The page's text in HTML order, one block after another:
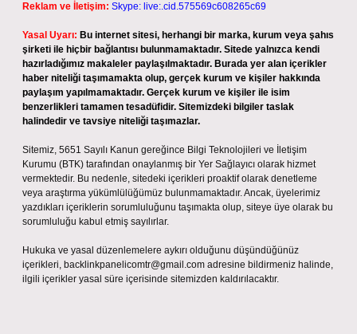
Reklam ve İletişim: Skype: live:.cid.575569c608265c69
Yasal Uyarı: Bu internet sitesi, herhangi bir marka, kurum veya şahıs
şirketi ile hiçbir bağlantısı bulunmamaktadır. Sitede yalnızca kendi
hazırladığımız makaleler paylaşılmaktadır. Burada yer alan içerikler
haber niteliği taşımamakta olup, gerçek kurum ve kişiler hakkında
paylaşım yapılmamaktadır. Gerçek kurum ve kişiler ile isim
benzerlikleri tamamen tesadüfidir. Sitemizdeki bilgiler taslak
halindedir ve tavsiye niteliği taşımazlar.
Sitemiz, 5651 Sayılı Kanun gereğince Bilgi Teknolojileri ve İletişim
Kurumu (BTK) tarafından onaylanmış bir Yer Sağlayıcı olarak hizmet
vermektedir. Bu nedenle, sitedeki içerikleri proaktif olarak denetleme
veya araştırma yükümlülüğümüz bulunmamaktadır. Ancak, üyelerimiz
yazdıkları içeriklerin sorumluluğunu taşımakta olup, siteye üye olarak bu
sorumluluğu kabul etmiş sayılırlar.
Hukuka ve yasal düzenlemelere aykırı olduğunu düşündüğünüz
içerikleri, backlinkpanelicomtr@gmail.com adresine bildirmeniz halinde,
ilgili içerikler yasal süre içerisinde sitemizden kaldırılacaktır.